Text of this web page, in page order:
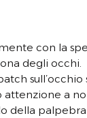
con la
degli occhi.
attenzione a
della